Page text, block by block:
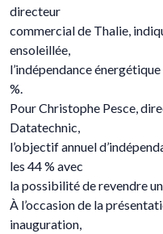
directeur
commercial de Thalie,
ensoleillée,
l’indépendance
%.
Pour Christophe Pesce,
Datatechnic,
l’objectif annuel
les 44 % avec
la possibilité de revendre
À l’occasion de la
inauguration,